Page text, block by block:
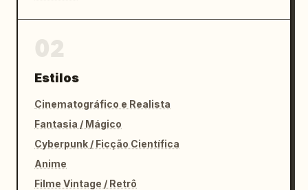
Estilos
Cinematográfico e Realista
Fantasia / Mágico
Cyberpunk / Ficção Científica
Anime
Filme Vintage / Retrô